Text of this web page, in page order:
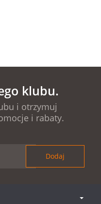
klubu.
i otrzymuj
i rabaty.